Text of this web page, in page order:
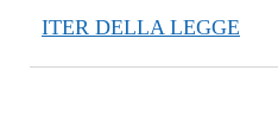
ITER DELLA LEGGE